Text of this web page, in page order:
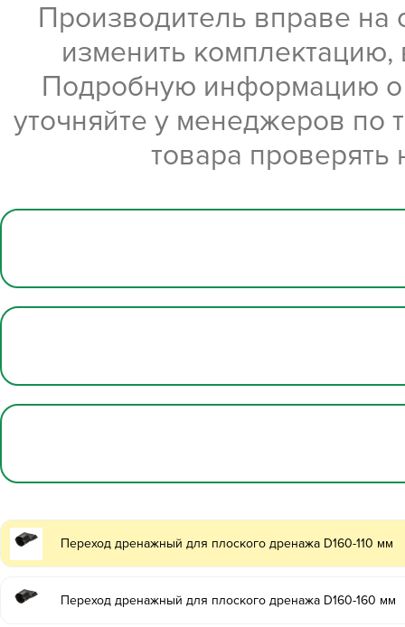
Производитель вправе на
изменить комплектацию,
Подробную информацию о
уточняйте у менеджеров по
товара
Переход дренажный для плоского дренажа D160-110 мм
Переход дренажный для плоского дренажа D160-160 мм